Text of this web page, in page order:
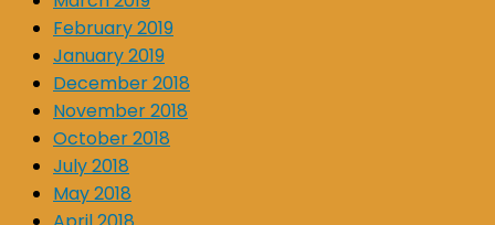
February 2019
January 2019
December 2018
November 2018
October 2018
July 2018
May 2018